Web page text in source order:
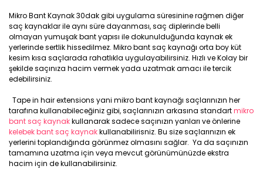
Mikro Bant Kaynak 30dak gibi uygulama süresinine rağmen diğer
saç kaynaklar ile aynı süre dayanması, saç diplerinde belli
olmayan yumuşak bant yapısı ile dokunulduğunda kaynak ek
yerlerinde sertlik hissedilmez. Mikro bant saç kaynağı orta boy küt
kesim kısa saçlarada rahatlıkla uygulayabilirsiniz. Hızlı ve Kolay bir
şekilde saçınıza hacim vermek yada uzatmak amacı ile tercik
edebilirsiniz.
Tape in hair extensions yani mikro bant kaynağı saçlarınızın her
tarafına kullanabileceğiniz gibi, saçlarınızın arkasına standartmikro
bant saç kaynakkullanarak sadece saçınızın yanları ve önlerine
kelebek bant saç kaynakkullanabilirisniz. Bu size saçlarınızın ek
yerlerini toplandığında görünmez olmasını sağlar. Ya da saçınızın
tamamına uzatma için veya mevcut görünümünüzde ekstra
hacim için de kullanabilirsiniz.